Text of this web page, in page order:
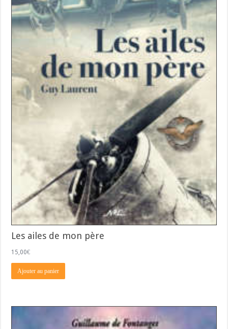
Les ailes de mon père
15,00€
Ajouter au panier